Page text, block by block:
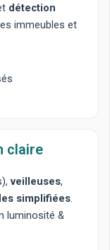
détection
immeubles et
claire
veilleuses,
simplifiées.
luminosité &